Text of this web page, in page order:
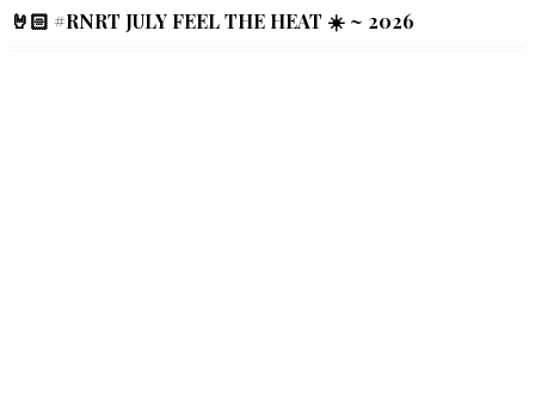
🤘🏻 #RNRT JULY FEEL THE HEAT ☀️ ~ 2026